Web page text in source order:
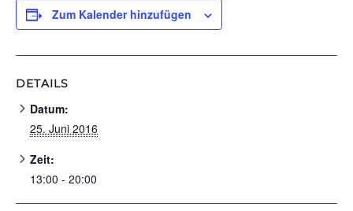
Zum Kalender hinzufügen
DETAILS
Datum:
25. Juni 2016
Zeit:
13:00 - 20:00